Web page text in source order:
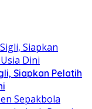
Siapkan Pelatih